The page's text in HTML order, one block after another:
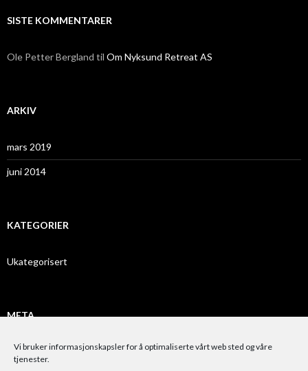
Vi bruker informasjonskapsler for å optimaliserte vårt web sted og våre
tjenester.
SISTE KOMMENTARER
Ole Petter Bergland til Om Nyksund Retreat AS
ARKIV
mars 2019
juni 2014
KATEGORIER
Ukategorisert
META
Logg inn